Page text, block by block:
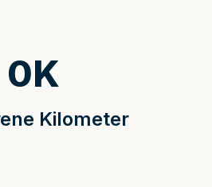
Kilometer
0K